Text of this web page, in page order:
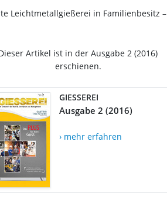
Leichtmetallgießerei in Familienbesitz –
Artikel ist in der Ausgabe 2 (2016)
erschienen.
GIESSEREI
Ausgabe 2 (2016)
› mehr erfahren